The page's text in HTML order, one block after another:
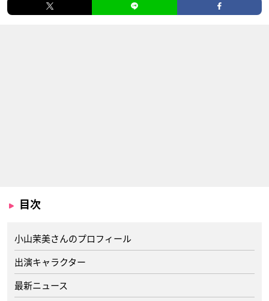
目次
小山茉美さんのプロフィール
出演キャラクター
最新ニュース